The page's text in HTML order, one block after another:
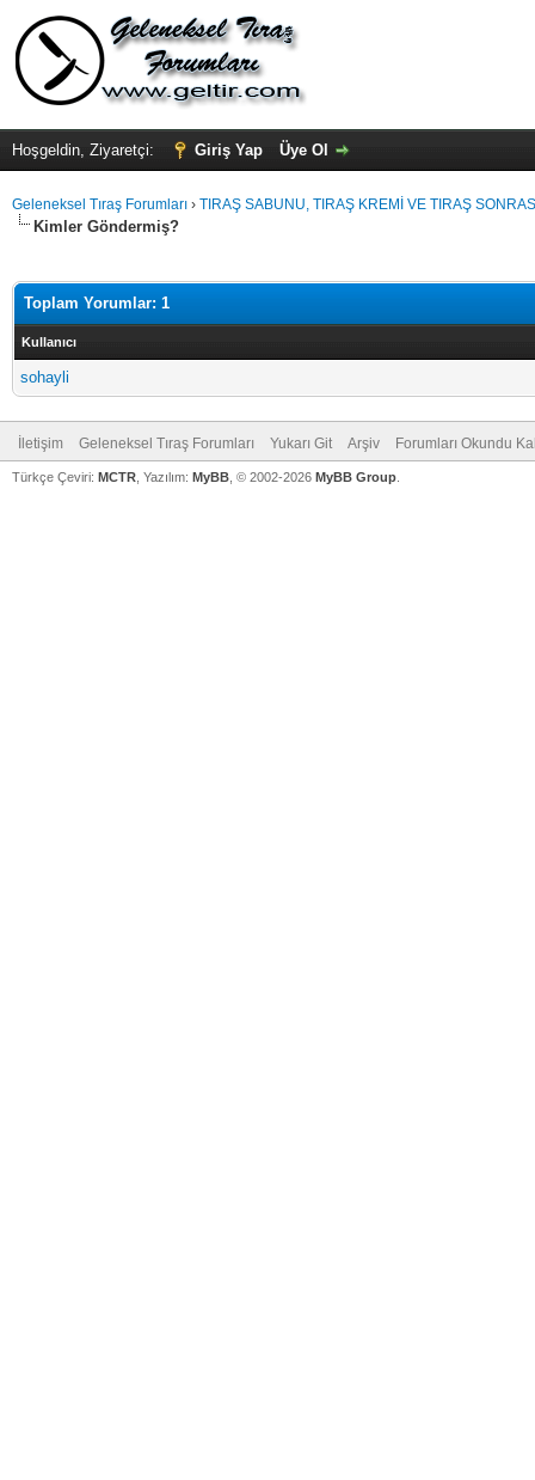
Hoşgeldin, Ziyaretçi: Giriş Yap Üye Ol
Geleneksel Tıraş Forumları › TIRAŞ SABUNU, TIRAŞ KREMİ VE TIRAŞ
Kimler Göndermiş?
Toplam Yorumlar: 1
Kullanıcı
sohayli
İletişim Geleneksel Tıraş Forumları Yukarı Git Arşiv Forumları Okundu
Türkçe Çeviri: MCTR , Yazılım: MyBB , © 2002-2026 MyBB Group